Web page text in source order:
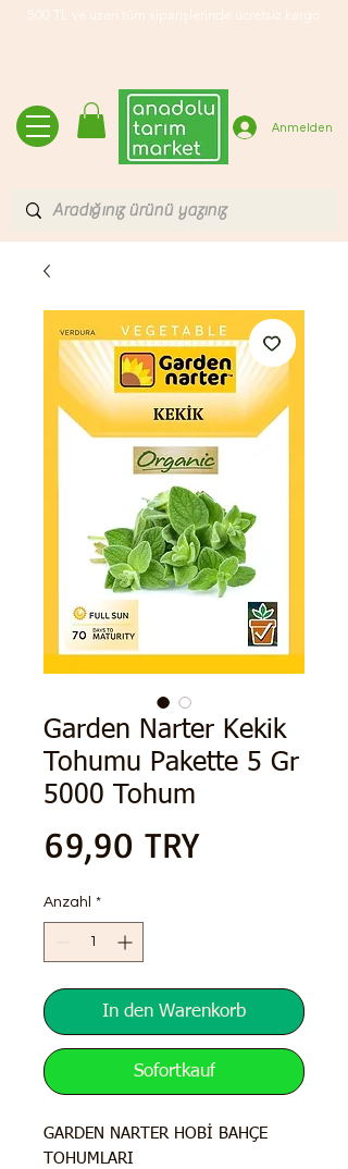
500 TL ve üzeri tüm siparişlerinde ücretsiz kargo
Anmelden
Garden Narter Kekik
Tohumu Pakette 5 Gr
5000 Tohum
69,90 TRYPreis
Anzahl *
In den Warenkorb
Sofortkauf
GARDEN NARTER HOBİ BAHÇE
TOHUMLARI